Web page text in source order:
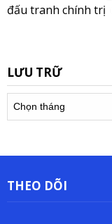
đấu tranh chính trị
LƯU TRỮ
Lưu
trữ
THEO DÕI